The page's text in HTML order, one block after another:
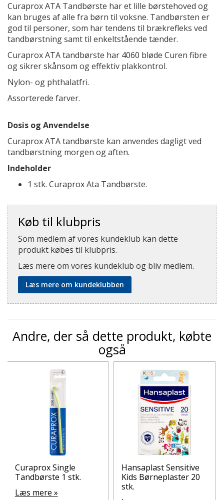
Curaprox ATA Tandbørste har et lille børstehoved og
kan bruges af alle fra børn til voksne. Tandbørsten er
god til personer, som har tendens til brækrefleks ved
tandbørstning samt til enkeltstående tænder.
Curaprox ATA tandbørste har 4060 bløde Curen fibre
og sikrer skånsom og effektiv plakkontrol.
Nylon- og phthalatfri.
Assorterede farver.
Dosis og Anvendelse
Curaprox ATA tandbørste kan anvendes dagligt ved
tandbørstning morgen og aften.
Indeholder
1 stk. Curaprox Ata Tandbørste.
Køb til klubpris
Som medlem af vores kundeklub kan dette
produkt købes til klubpris.
Læs mere om vores kundeklub og bliv medlem.
Læs mere om kundeklubben
Andre, der så dette produkt, købte
også
Curaprox Single
Tandbørste 1 stk.
Læs mere »
Hansaplast Sensitive
Kids Børneplaster 20
stk.